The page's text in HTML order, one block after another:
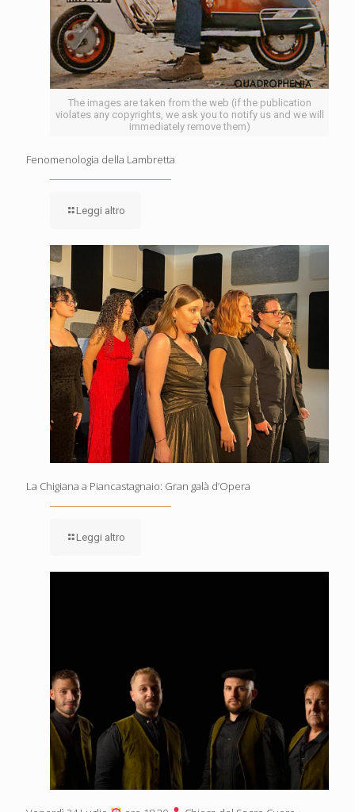
The images are taken from the web (if the publication
violates any copyrights, we ask you to notify us and we will
immediately remove them)
Fenomenologia della Lambretta
Leggi altro
La Chigiana a Piancastagnaio: Gran galà d’Opera
Leggi altro